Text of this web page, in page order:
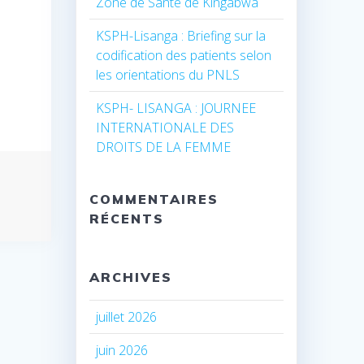
KSPH-Lisanga : Briefing sur la
codification des patients selon
les orientations du PNLS
KSPH- LISANGA : JOURNEE
INTERNATIONALE DES
DROITS DE LA FEMME
COMMENTAIRES
RÉCENTS
ARCHIVES
juillet 2026
juin 2026